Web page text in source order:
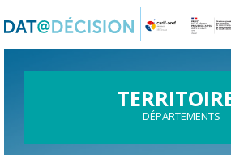
DÉPARTEMENTS
Panneau de gestion des cookies